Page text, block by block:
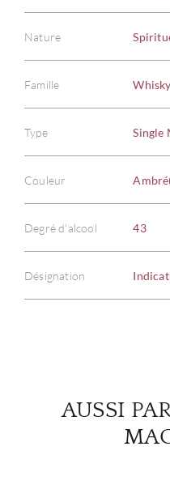
Nature
Famille Whisky
Type Single
Couleur
Degré d'alcool 43
Désignation
AUSSI